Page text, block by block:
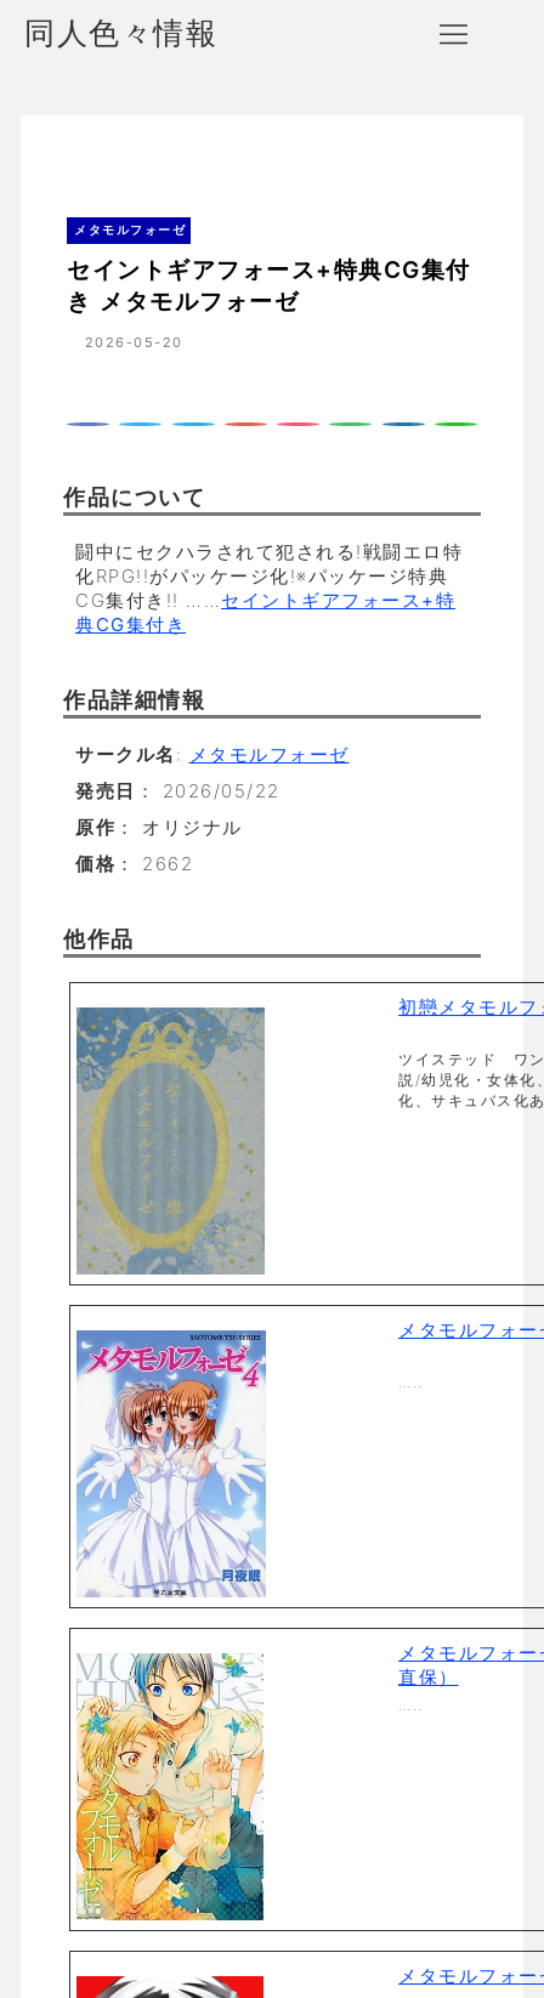
同人色々情報
メタモルフォーゼ
セイントギアフォース+特典CG集付
き メタモルフォーゼ
2026-05-20
作品について
闘中にセクハラされて犯される!戦闘エロ特
化RPG!!がパッケージ化!※パッケージ特典
CG集付き!! …… セイントギアフォース+特
典CG集付き
作品詳細情報
サークル名 : メタモルフォーゼ
発売日 ： 2026/05/22
原作 ： オリジナル
価格 ： 2662
他作品
初戀メタモルフ
ツイステッド ワ
説/幼児化・女体化
化、サキュバス化
メタモルフォ
…..
メタモルフォ
直保）
…..
メタモルフォ